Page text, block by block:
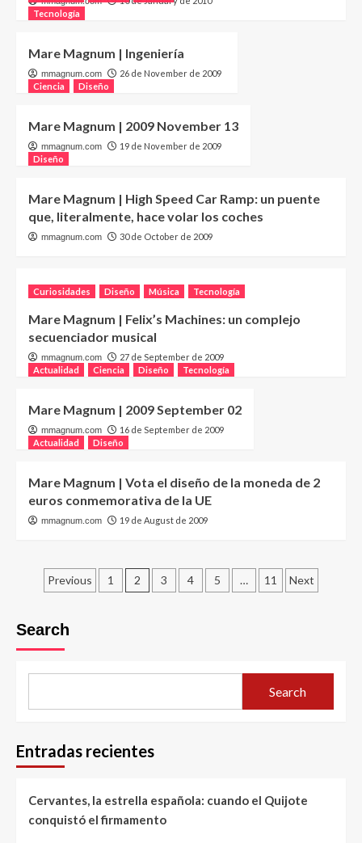
Tecnología
Mare Magnum | Ingeniería
mmagnum.com
26 de November de 2009
Ciencia
Diseño
Mare Magnum | 2009 November 13
mmagnum.com
19 de November de 2009
Diseño
Mare Magnum | High Speed Car Ramp: un puente
que, literalmente, hace volar los coches
mmagnum.com 30 de October de 2009
Curiosidades Diseño Música Tecnología
Mare Magnum | Felix’s Machines: un complejo
secuenciador musical
mmagnum.com
27 de September de 2009
Actualidad
Ciencia Diseño Tecnología
Mare Magnum | 2009 September 02
mmagnum.com
16 de September de 2009
Actualidad
Diseño
Mare Magnum | Vota el diseño de la moneda de 2
euros conmemorativa de la UE
mmagnum.com 19 de August de 2009
Posts
Previous 1 2 3 4 5 … 11 Next
Search
Search
Entradas recientes
Cervantes, la estrella española: cuando el Quijote
conquistó el firmamento